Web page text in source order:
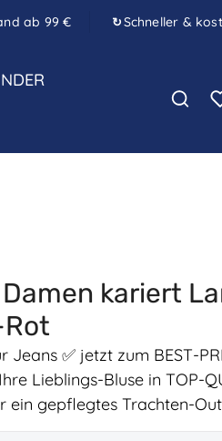
ab 99 € ↻Schneller &
kariert
Jeans ✅ jetzt zum BEST-
Lieblings-Bluse in TOP-
ein gepflegtes Trachten-